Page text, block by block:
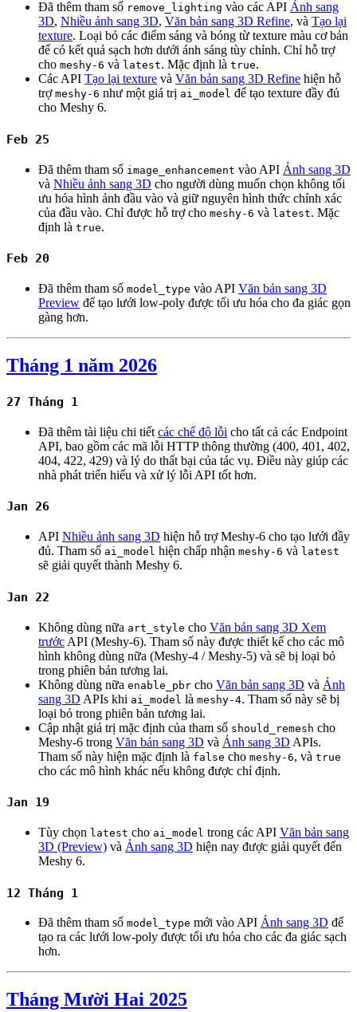
Đã thêm tham số remove_lighting vào các API Ảnh sang
3D, Nhiều ảnh sang 3D, Văn bản sang 3D Refine, và Tạo lại
texture. Loại bỏ các điểm sáng và bóng từ texture màu cơ bản
để có kết quả sạch hơn dưới ánh sáng tùy chỉnh. Chỉ hỗ trợ
cho meshy-6 và latest. Mặc định là true.
Các API Tạo lại texture và Văn bản sang 3D Refine hiện hỗ
trợ meshy-6 như một giá trị ai_model để tạo texture đầy đủ
cho Meshy 6.
Feb 25
Đã thêm tham số image_enhancement vào API Ảnh sang 3D
và Nhiều ảnh sang 3D cho người dùng muốn chọn không tối
ưu hóa hình ảnh đầu vào và giữ nguyên hình thức chính xác
của đầu vào. Chỉ được hỗ trợ cho meshy-6 và latest. Mặc
định là true.
Feb 20
Đã thêm tham số model_type vào API Văn bản sang 3D
Preview để tạo lưới low-poly được tối ưu hóa cho đa giác gọn
gàng hơn.
Tháng 1 năm 2026
27 Tháng 1
Đã thêm tài liệu chi tiết các chế độ lỗi cho tất cả các Endpoint
API, bao gồm các mã lỗi HTTP thông thường (400, 401, 402,
404, 422, 429) và lý do thất bại của tác vụ. Điều này giúp các
nhà phát triển hiểu và xử lý lỗi API tốt hơn.
Jan 26
API Nhiều ảnh sang 3D hiện hỗ trợ Meshy-6 cho tạo lưới đầy
đủ. Tham số ai_model hiện chấp nhận meshy-6 và latest
sẽ giải quyết thành Meshy 6.
Jan 22
Không dùng nữa art_style cho Văn bản sang 3D Xem
trước API (Meshy-6). Tham số này được thiết kế cho các mô
hình không dùng nữa (Meshy-4 / Meshy-5) và sẽ bị loại bỏ
trong phiên bản tương lai.
Không dùng nữa enable_pbr cho Văn bản sang 3D và Ảnh
sang 3D APIs khi ai_model là meshy-4. Tham số này sẽ bị
loại bỏ trong phiên bản tương lai.
Cập nhật giá trị mặc định của tham số should_remesh cho
Meshy-6 trong Văn bản sang 3D và Ảnh sang 3D APIs.
Tham số này hiện mặc định là false cho meshy-6, và true
cho các mô hình khác nếu không được chỉ định.
Jan 19
Tùy chọn latest cho ai_model trong các API Văn bản sang
3D (Preview) và Ảnh sang 3D hiện nay được giải quyết đến
Meshy 6.
12 Tháng 1
Đã thêm tham số model_type mới vào API Ảnh sang 3D để
tạo ra các lưới low-poly được tối ưu hóa cho các đa giác sạch
hơn.
Tháng Mười Hai 2025